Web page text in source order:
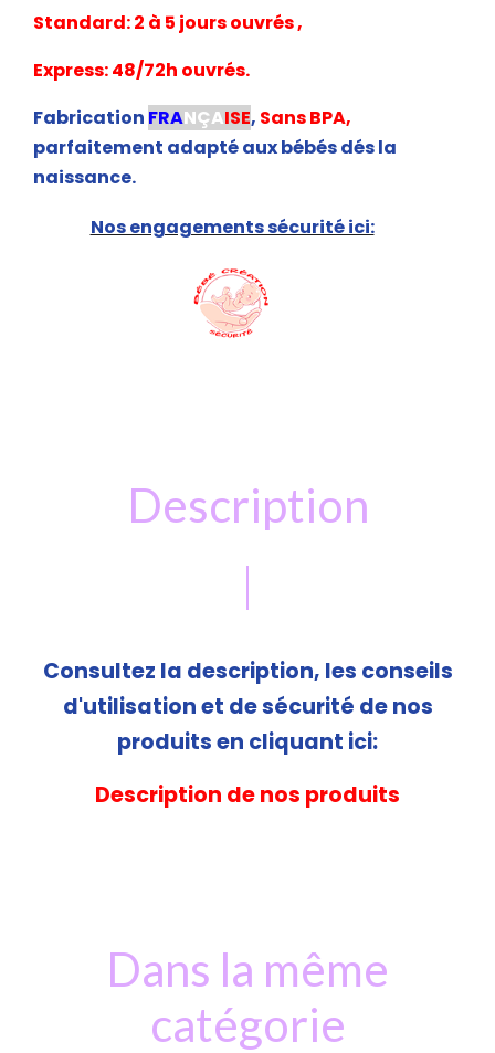
Standard: 2 à 5 jours ouvrés ,
Express: 48/72h ouvrés.
Fabrication FRANÇAISE, Sans BPA,
parfaitement adapté aux bébés dés la
naissance.
Nos engagements sécurité ici:
Description
Consultez la description, les conseils
d'utilisation et de sécurité de nos
produits en cliquant ici:
Description de nos produits
Dans la même
catégorie